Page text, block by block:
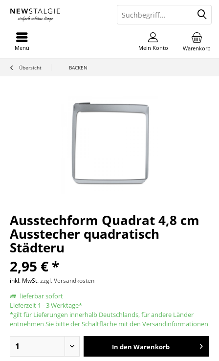
Warenkorb
Mein Konto
Menü
Übersicht BACKEN
Ausstechform Quadrat 4,8 cm
Ausstecher quadratisch
Städteru
2,95 € *
inkl. MwSt.zzgl. Versandkosten
lieferbar sofort
Lieferzeit 1 - 3 Werktage*
*gilt für Lieferungen innerhalb Deutschlands, für andere Länder
entnehmen Sie bitte der Schaltfläche mit den Versandinformationen
In den Warenkorb